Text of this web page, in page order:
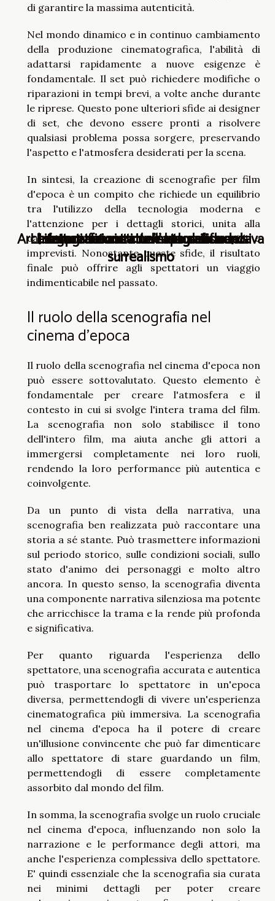
di garantire la massima autenticità.
Nel mondo dinamico e in continuo cambiamento
della produzione cinematografica, l'abilità di
adattarsi rapidamente a nuove esigenze è
fondamentale. Il set può richiedere modifiche o
riparazioni in tempi brevi, a volte anche durante
le riprese. Questo pone ulteriori sfide ai designer
di set, che devono essere pronti a risolvere
qualsiasi problema possa sorgere, preservando
l'aspetto e l'atmosfera desiderati per la scena.
In sintesi, la creazione di scenografie per film
d'epoca è un compito che richiede un equilibrio
tra l'utilizzo della tecnologia moderna e
l'attenzione per i dettagli storici, unita alla
capacità di adattarsi a cambiamenti rapidi e
imprevisti. Nonostante queste sfide, il risultato
finale può offrire agli spettatori un viaggio
indimenticabile nel passato.
Il ruolo della scenografia nel
cinema d'epoca
Il ruolo della scenografia nel cinema d'epoca non
può essere sottovalutato. Questo elemento è
fondamentale per creare l'atmosfera e il
contesto in cui si svolge l'intera trama del film.
La scenografia non solo stabilisce il tono
dell'intero film, ma aiuta anche gli attori a
immergersi completamente nei loro ruoli,
rendendo la loro performance più autentica e
coinvolgente.
Da un punto di vista della narrativa, una
scenografia ben realizzata può raccontare una
storia a sé stante. Può trasmettere informazioni
sul periodo storico, sulle condizioni sociali, sullo
stato d'animo dei personaggi e molto altro
ancora. In questo senso, la scenografia diventa
una componente narrativa silenziosa ma potente
che arricchisce la trama e la rende più profonda
e significativa.
Per quanto riguarda l'esperienza dello
spettatore, una scenografia accurata e autentica
può trasportare lo spettatore in un'epoca
diversa, permettendogli di vivere un'esperienza
cinematografica più immersiva. La scenografia
nel cinema d'epoca ha il potere di creare
un'illusione convincente che può far dimenticare
allo spettatore di stare guardando un film,
permettendogli di essere completamente
assorbito dal mondo del film.
In somma, la scenografia svolge un ruolo cruciale
nel cinema d'epoca, influenzando non solo la
narrazione e le performance degli attori, ma
anche l'esperienza complessiva dello spettatore.
E' quindi essenziale che la scenografia sia curata
nei minimi dettagli per poter creare
Interpretazione cinematografica del
surrealismo
I segreti nascosti dell'arte del suono
La fotografia astratta e la sua influenza
Architettura futurista: un'esplorazione visiva
Interpretazione cinematografica del
surrealismo